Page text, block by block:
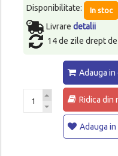
Disponibilitate:
In stoc
Livrare detalii
14 de zile drept
Adauga in
Ridica din
Adauga